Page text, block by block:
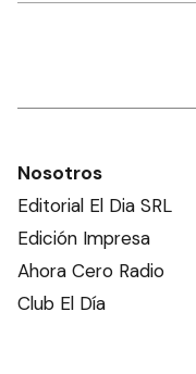
Nosotros
Editorial El Dia SRL
Edición Impresa
Ahora Cero Radio
Club El Día